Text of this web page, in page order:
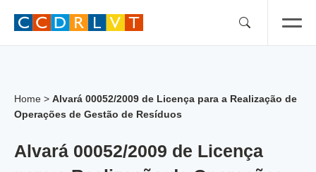
Home > Alvará 00052/2009 de Licença para a Realização de
Operações de Gestão de Resíduos
Alvará 00052/2009 de Licença